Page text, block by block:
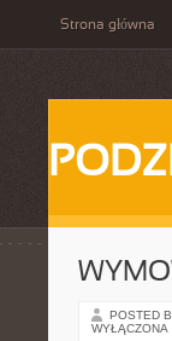
Strona główna
POSTED
WYŁĄCZONA